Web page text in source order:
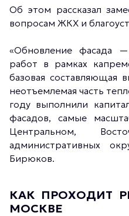
Об этом рассказал
вопросам ЖКХ и
«Обновление фасада
работ в рамках
базовая составляющая
неотъемлемая часть
году выполнили
фасадов, самые
Центральном,
административных
Бирюков.
КАК ПРОХОДИТ
МОСКВЕ